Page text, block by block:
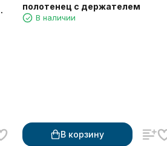
полотенец с держателем
В наличии
В корзину